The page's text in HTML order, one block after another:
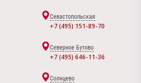
Севастопольская
+7 (495) 151-89-70
Северное Бутово
+7 (495) 646-11-36
Солнцево